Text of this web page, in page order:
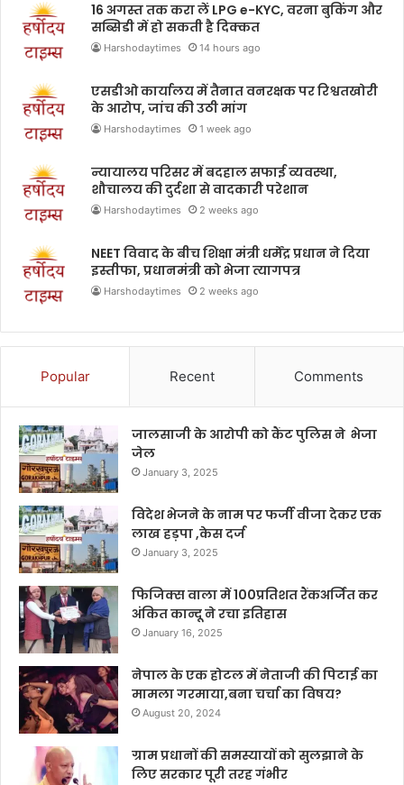
16 अगस्त तक करा लें LPG e-KYC, वरना बुकिंग और
सब्सिडी में हो सकती है दिक्कत
Harshodaytimes 14 hours ago
एसडीओ कार्यालय में तैनात वनरक्षक पर रिश्वतखोरी
के आरोप, जांच की उठी मांग
Harshodaytimes 1 week ago
न्यायालय परिसर में बदहाल सफाई व्यवस्था,
शौचालय की दुर्दशा से वादकारी परेशान
Harshodaytimes 2 weeks ago
NEET विवाद के बीच शिक्षा मंत्री धर्मेंद्र प्रधान ने दिया
इस्तीफा, प्रधानमंत्री को भेजा त्यागपत्र
Harshodaytimes 2 weeks ago
Popular Recent Comments
जालसाजी के आरोपी को कैंट पुलिस ने भेजा
जेल
January 3, 2025
विदेश भेजने के नाम पर फर्जी वीजा देकर एक
लाख हड़पा ,केस दर्ज
January 3, 2025
फिजिक्स वाला में 100प्रतिशत रैंकअर्जित कर
अंकित कान्दू ने रचा इतिहास
January 16, 2025
नेपाल के एक होटल में नेताजी की पिटाई का
मामला गरमाया,बना चर्चा का विषय?
August 20, 2024
ग्राम प्रधानों की समस्यायों को सुलझाने के
लिए सरकार पूरी तरह गंभीर